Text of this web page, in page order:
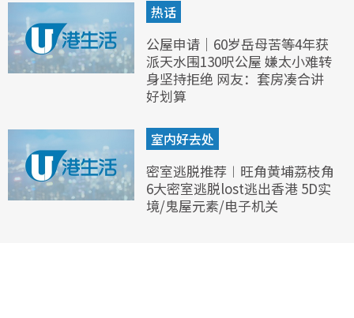
热话
公屋申请｜60岁岳母苦等4年获
派天水围130呎公屋 嫌太小难转
身坚持拒绝 网友：套房凑合讲
好划算
室内好去处
密室逃脱推荐︱旺角黄埔荔枝角
6大密室逃脱lost逃出香港 5D实
境/鬼屋元素/电子机关